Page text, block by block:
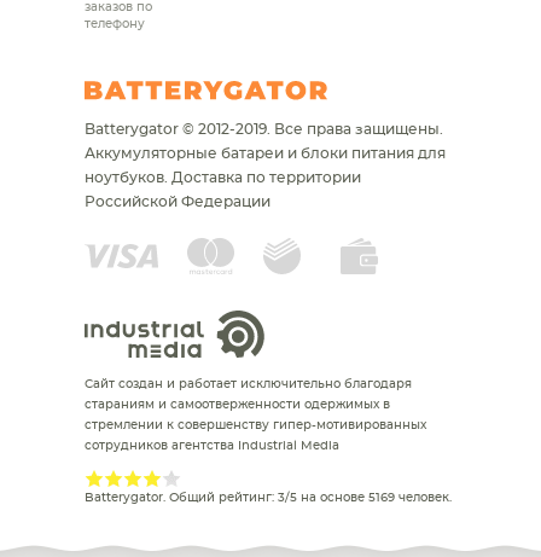
заказов по
телефону
Batterygator © 2012-2019. Все права защищены.
Аккумуляторные батареи и блоки питания для
ноутбуков. Доставка по территории
Российской Федерации
Сайт создан и работает исключительно благодаря
стараниям и самоотверженности одержимых в
стремлении к совершенству гипер-мотивированных
сотрудников агентства Industrial Media
Batterygator. Общий рейтинг: 3/5 на основе 5169 человек.